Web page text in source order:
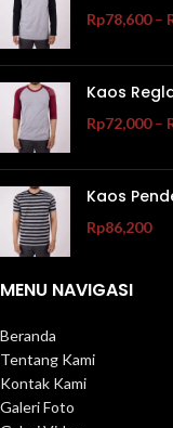
Rp78,600 –
Kaos
Rp72,000 –
Kaos
Rp86,200
MENU NAVIGASI
Beranda
Tentang Kami
Kontak Kami
Galeri Foto